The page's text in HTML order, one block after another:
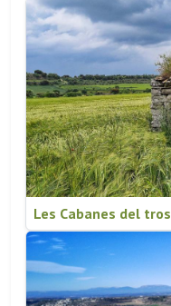
Les Cabanes del tros